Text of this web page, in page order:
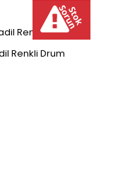
Lazer Kit Drum
Minolta Printhead
..
Renkli Drum